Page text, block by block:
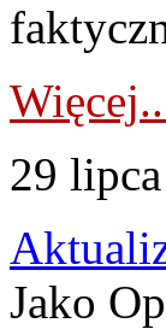
29
Jako